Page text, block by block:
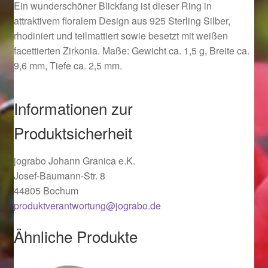
Ostergeschenke finden für Ostern 2019
Ostergeschenke finden für Ostern 2020
Ostergeschenke finden für Ostern 2021
Ostergeschenke finden für Ostern 2022
Partner
Shop
Startseite
Startseite
Ein wunderschöner Blickfang ist dieser Ring in
attraktivem floralem Design aus 925 Sterling Silber,
rhodiniert und teilmattiert sowie besetzt mit weißen
facettierten Zirkonia. Maße: Gewicht ca. 1,5 g, Breite ca.
9,6 mm, Tiefe ca. 2,5 mm.
Informationen zur
Produktsicherheit
jograbo Johann Granica e.K.
Josef-Baumann-Str. 8
44805 Bochum
produktverantwortung@jograbo.de
Ähnliche Produkte